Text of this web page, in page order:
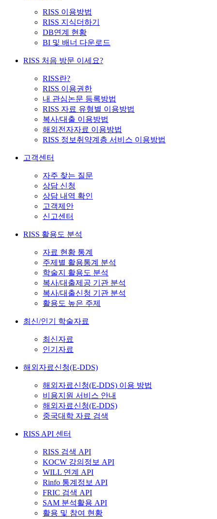
RISS 이용방법
RISS 지식더하기
DB연계 현황
BI 및 배너 다운로드
RISS 처음 방문 이세요?
RISS란?
RISS 이용권한
내 관심논문 등록방법
RISS 자료 유형별 이용방법
복사/대출 이용방법
해외전자자료 이용방법
RISS 정보취약계층 서비스 이용방법
고객센터
자주 찾는 질문
상담 신청
상담 내역 확인
고객제안
신고센터
RISS 활용도 분석
자료 현황 통계
주제별 활용통계 분석
학술지 활용도 분석
복사/대출제공 기관 분석
복사/대출신청 기관 분석
활용도 높은 주제
최신/인기 학술자료
최신자료
인기자료
해외자료신청(E-DDS)
해외자료신청(E-DDS) 이용 방법
비용지원 서비스 안내
해외자료신청(E-DDS)
중국대학 자료 검색
RISS API 센터
RISS 검색 API
KOCW 강의정보 API
WILL 연계 API
Rinfo 통계정보 API
FRIC 검색 API
SAM 분석활용 API
활용 및 참여 현황